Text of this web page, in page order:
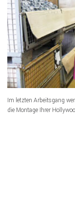
Im letzten Arbeitsgang
die Montage Ihrer